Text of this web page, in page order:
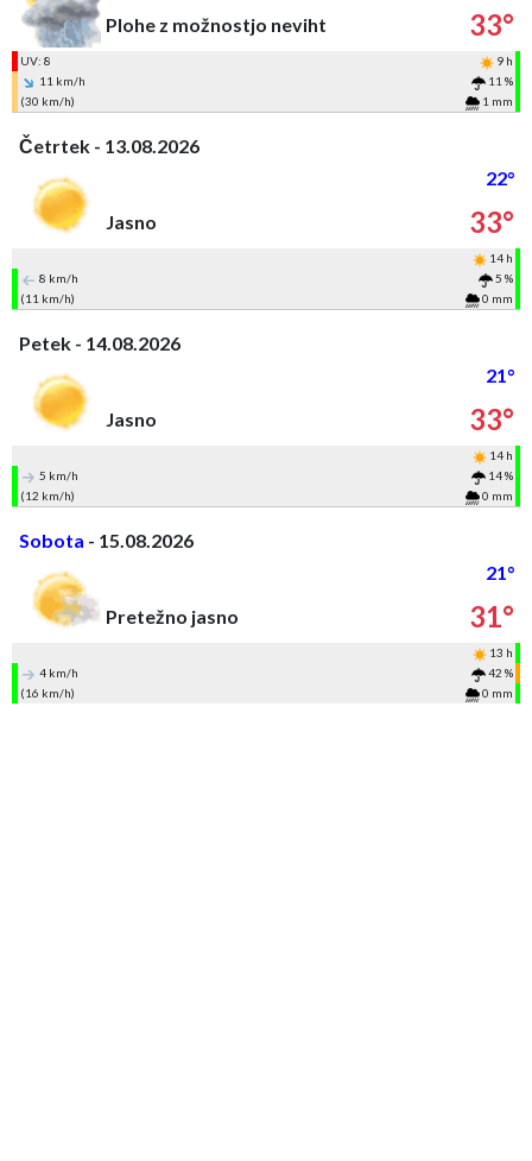
Plohe z možnostjo neviht 33°
UV: 8
9 h
11 km/h
11 %
(30 km/h)
1 mm
Četrtek - 13.08.2026
22°
Jasno
33°
14 h
8 km/h
5 %
(11 km/h)
0 mm
Petek - 14.08.2026
21°
Jasno
33°
14 h
5 km/h
14 %
(12 km/h)
0 mm
Sobota - 15.08.2026
21°
Pretežno jasno
31°
13 h
4 km/h
42 %
(16 km/h)
0 mm